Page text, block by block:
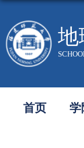
地
首页 学